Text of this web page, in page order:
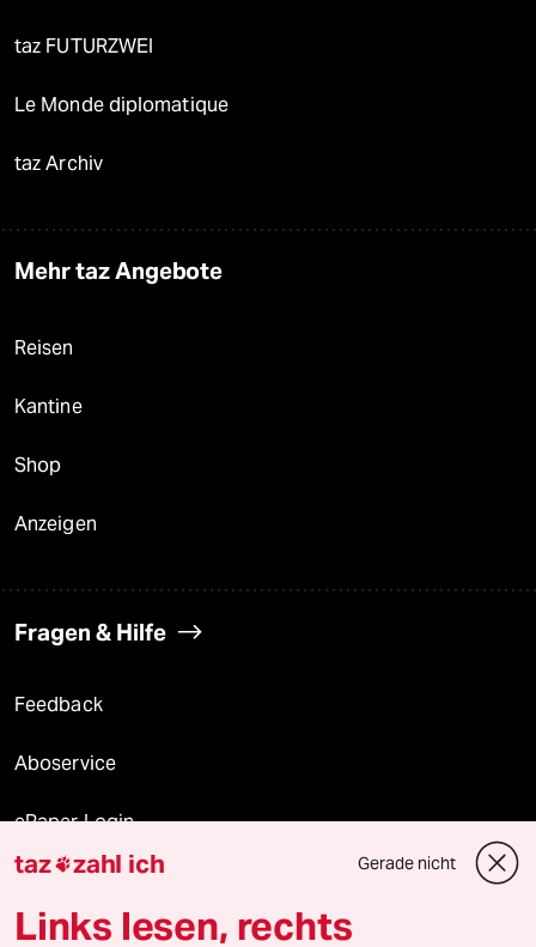
taz FUTURZWEI
Le Monde diplomatique
taz Archiv
Mehr taz Angebote
Reisen
Kantine
Shop
Anzeigen
Fragen & Hilfe
Feedback
Aboservice
ePaper Login
Downloads für Abonnierende
taz zahl ich Gerade nicht
Links lesen, rechts